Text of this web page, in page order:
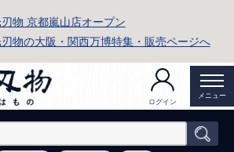
物 京都嵐山店オープン
物の大阪・関西万博特集・販売ページへ
ログイン
メニュー